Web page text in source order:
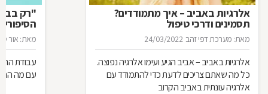
אלרגיות באביב – איך מתמודדים?
תסמינים ודרכי טיפול
מאת: מערכת דפי זהב 24/03/2022
אלרגיות באביב – אביב הגיע ועימו אלרגיה נפוצה.
כל מה שאתם צריכים לדעת כדי להתמודד עם
אלרגיה עונתית באביב הקרוב
"רק
מאת: אור
עבודת
עם מה הם